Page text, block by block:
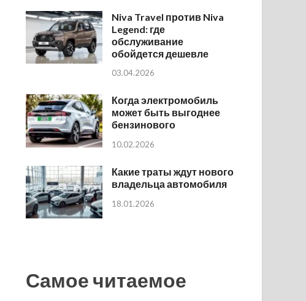
Niva Travel против Niva
Legend: где
обслуживание
обойдется дешевле
03.04.2026
Когда электромобиль
может быть выгоднее
бензинового
10.02.2026
Какие траты ждут нового
владельца автомобиля
18.01.2026
Самое читаемое